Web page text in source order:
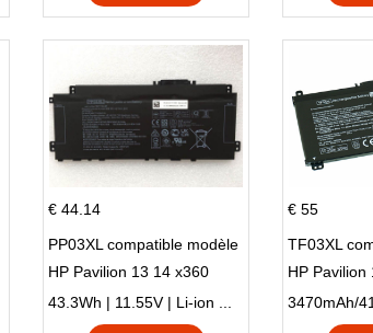
€ 44.14
PP03XL compatible modèle
HP Pavilion 13 14 x360
L83388-AC1 L83388-421
HSTNN-LB8S M01118-421
43.3Wh | 11.55V | Li-ion ...
€ 55
TF03XL
HP Pavilion